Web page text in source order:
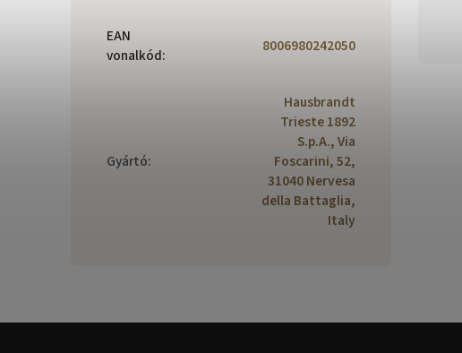
EAN
vonalkód: 8006980242050
Gyártó:
Hausbrandt
Trieste 1892
S.p.A., Via
Foscarini, 52,
31040 Nervesa
della Battaglia,
Italy